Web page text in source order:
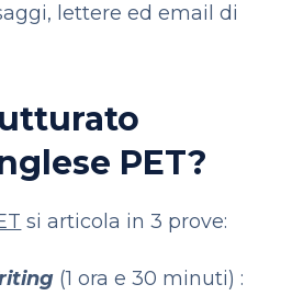
lettere ed email di
PET?
si articola in 3 prove:
(1 ora e 30 minuti) :